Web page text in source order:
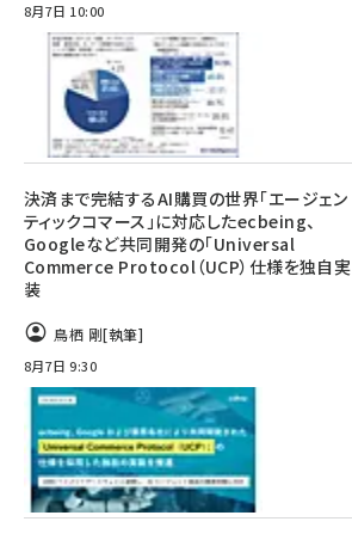
8月7日 10:00
決済まで完結するAI購買の世界「エージェン
ティックコマース」に対応したecbeing、
Googleなど共同開発の「Universal
Commerce Protocol（UCP）仕様を独自実
装
鳥栖 剛[執筆]
8月7日 9:30